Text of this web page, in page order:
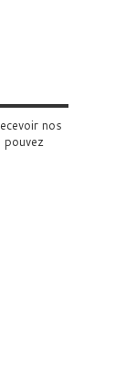
nos
pouvez